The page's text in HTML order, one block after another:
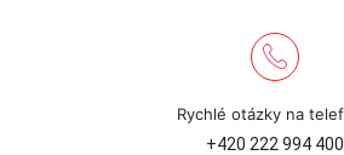
Rychlé otázky na
+420 222 994 400